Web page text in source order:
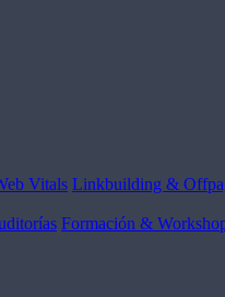
Vitals Linkbuilding &
Formación &